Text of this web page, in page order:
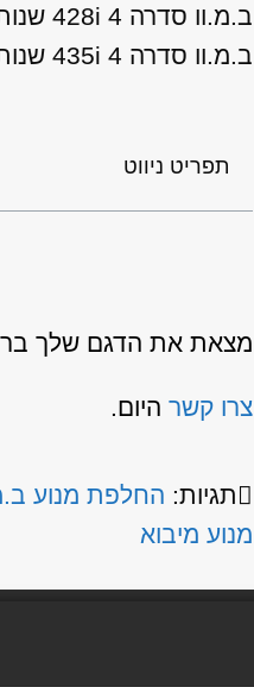
ב.מ.וו סדרה 4 428i שנות ייצור: 2013
ב.מ.וו סדרה 4 435i שנות ייצור: 2013
תפריט ניווט
מצאת את הדגם שלך
צרו קשר היום.
תגיות: החלפת מנוע
מנוע מיבוא